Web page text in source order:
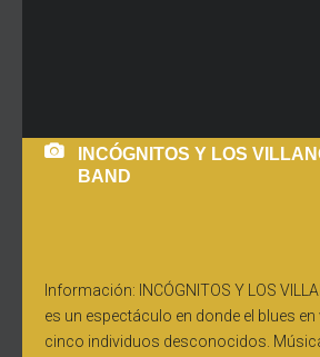
INCÓGNITOS Y LOS
BAND
Información: INCÓGNITOS Y LOS
es un espectáculo en donde el blues
cinco individuos desconocidos.